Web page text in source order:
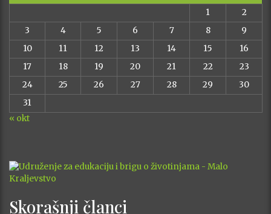
1
2
3
4 5 6 7 8
9
10
11 12 13 14 15
16
17
18 19 20 21 22
23
24
25 26 27 28 29
30
31
« okt
Skorašnji članci